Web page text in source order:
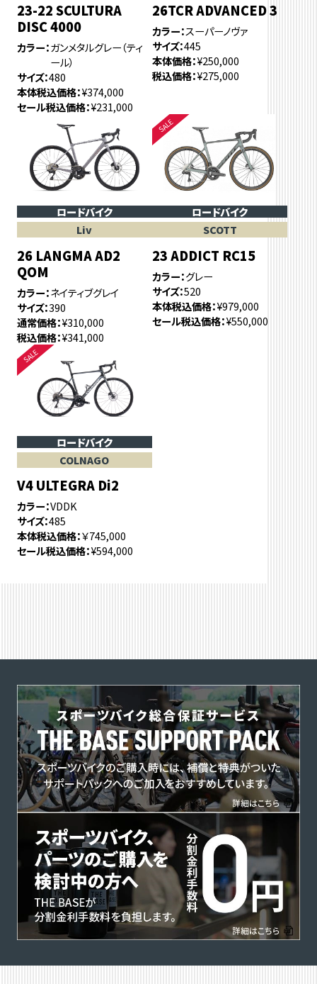
23-22 SCULTURA
DISC 4000
カラー ガンメタルグレー（ティ
ール）
サイズ 480
本体税込価格 ¥374,000
セール税込価格 ¥231,000
26TCR ADVANCED 3
カラー スーパーノヴァ
サイズ 445
本体価格 ¥250,000
税込価格 ¥275,000
ロードバイク
Liv
26 LANGMA AD2
QOM
カラー ネイティブグレイ
サイズ 390
通常価格 ¥310,000
税込価格 ¥341,000
ロードバイク
SCOTT
23 ADDICT RC15
カラー グレー
サイズ 520
本体税込価格 ¥979,000
セール税込価格 ¥550,000
ロードバイク
COLNAGO
V4 ULTEGRA Di2
カラー VDDK
サイズ 485
本体税込価格 ￥745,000
セール税込価格 ¥594,000